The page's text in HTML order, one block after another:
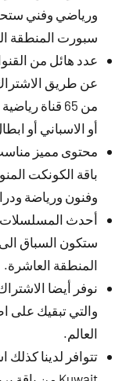
ورياضي وفني
سبورت المنطقة
عدد هائل من
من 65 قناة
أو الاسباني أو
محتوى مميز
باقة الكونكت
وفنون ورياضة
أحدث المسلسلات
ستكون السباق
المنطقة العاشرة.
نوفر أيضا الاشتراك
والتي تبقيك على
العالم.